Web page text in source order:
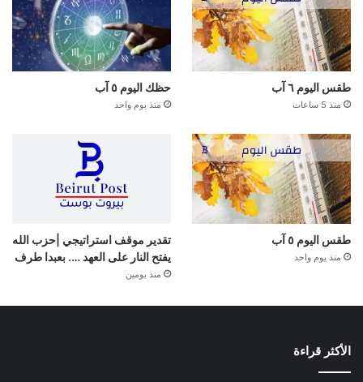
طقس اليوم ٦ آب
منذ 5 ساعات
حظك اليوم ٥ آب
منذ يوم واحد
طقس اليوم ٥ آب
منذ يوم واحد
تقدير موقف استراتيجي |حزب الله
يفتح النار على العهد …. بعبدا طرف
منذ يومين
الأكثر قراءة